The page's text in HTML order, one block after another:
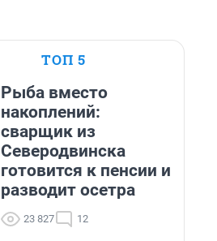
ТОП 5
Рыба вместо
накоплений:
сварщик из
Северодвинска
готовится к пенсии и
разводит осетра
23 827 12